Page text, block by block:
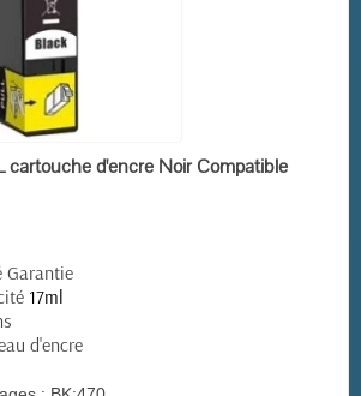
avis)
EN STOCK
cartouche d'encre Noir Compatible
Garantie
17ml
d'encre